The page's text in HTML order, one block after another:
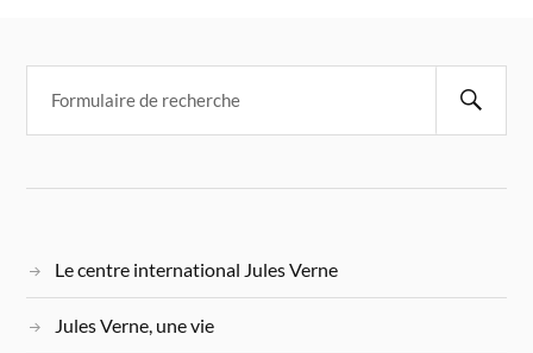
Le centre international Jules Verne
Jules Verne, une vie